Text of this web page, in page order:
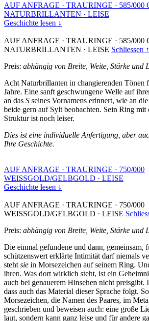
AUF ANFRAGE · TRAURINGE · 585/000
NATURBRILLANTEN · LEISE
Geschichte lesen ↓
AUF ANFRAGE · TRAURINGE · 585/000
NATURBRILLANTEN · LEISE Schliessen ↑
Preis: abhängig von Breite, Weite, Stärke und
Acht Naturbrillanten in changierenden Tönen
Jahre. Eine sanft geschwungene Welle auf
an das S seines Vornamens erinnert, wie an
beide gern auf Sylt beobachten. Sein Ring mit
Struktur ist noch leiser.
Dies ist eine individuelle Anfertigung, aber
Ihre Geschichte.
AUF ANFRAGE · TRAURINGE · 750/000
WEISSGOLD/GELBGOLD · LEISE
Geschichte lesen ↓
AUF ANFRAGE · TRAURINGE · 750/000
WEISSGOLD/GELBGOLD · LEISE
Preis: abhängig von Breite, Weite, Stärke und
Die einmal gefundene und dann, gemeinsam,
schützenswert erklärte Intimität darf niemals
steht sie in Morsezeichen auf seinem Ring.
ihren. Was dort wirklich steht, ist ein
auch bei genauerem Hinsehen nicht preisgibt.
dass auch das Material dieser Sprache folgt.
Morsezeichen, die Namen des Paares, im
geschrieben und beweisen auch: eine große
laut, sondern kann ganz leise und für andere